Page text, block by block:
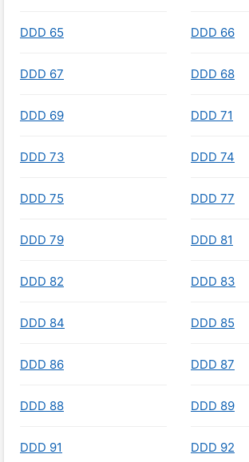
DDD 65 DDD 66
DDD 67 DDD 68
DDD 69 DDD 71
DDD 73 DDD 74
DDD 75 DDD 77
DDD 79 DDD 81
DDD 82 DDD 83
DDD 84 DDD 85
DDD 86 DDD 87
DDD 88 DDD 89
DDD 91 DDD 92